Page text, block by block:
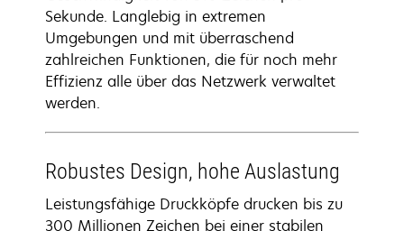
Sekunde. Langlebig in extremen
Umgebungen und mit überraschend
zahlreichen Funktionen, die für noch mehr
Effizienz alle über das Netzwerk verwaltet
werden.
Robustes Design, hohe Auslastung
Leistungsfähige Druckköpfe drucken bis zu
300 Millionen Zeichen bei einer stabilen